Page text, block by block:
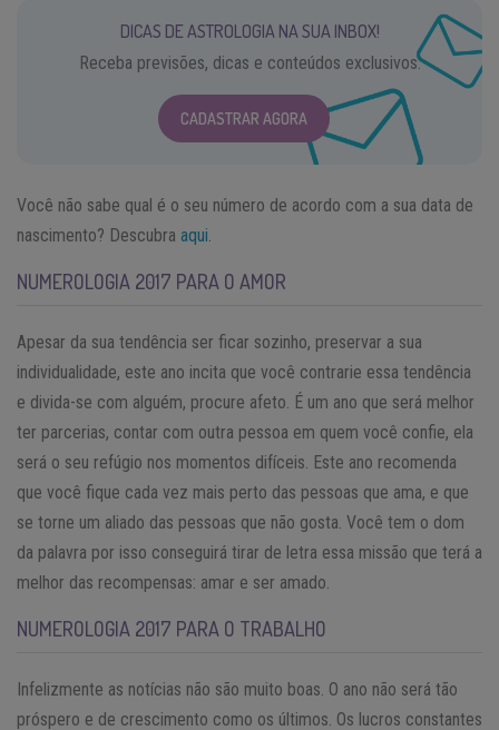
DICAS DE ASTROLOGIA NA SUA INBOX!
Receba previsões, dicas e conteúdos exclusivos.
CADASTRAR AGORA
Você não sabe qual é o seu número de acordo com a sua data de
nascimento? Descubra aqui.
NUMEROLOGIA 2017 PARA O AMOR
Apesar da sua tendência ser ficar sozinho, preservar a sua
individualidade, este ano incita que você contrarie essa tendência
e divida-se com alguém, procure afeto. É um ano que será melhor
ter parcerias, contar com outra pessoa em quem você confie, ela
será o seu refúgio nos momentos difíceis. Este ano recomenda
que você fique cada vez mais perto das pessoas que ama, e que
se torne um aliado das pessoas que não gosta. Você tem o dom
da palavra por isso conseguirá tirar de letra essa missão que terá a
melhor das recompensas: amar e ser amado.
NUMEROLOGIA 2017 PARA O TRABALHO
Infelizmente as notícias não são muito boas. O ano não será tão
próspero e de crescimento como os últimos. Os lucros constantes